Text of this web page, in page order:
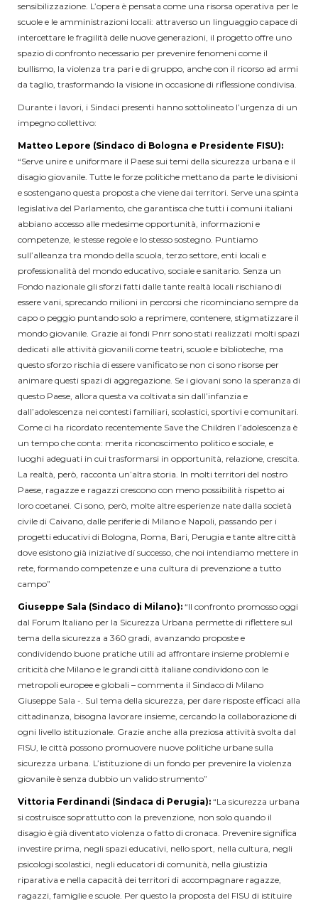
sensibilizzazione. L’opera è pensata come una risorsa operativa per le
scuole e le amministrazioni locali: attraverso un linguaggio capace di
intercettare le fragilità delle nuove generazioni, il progetto offre uno
spazio di confronto necessario per prevenire fenomeni come il
bullismo, la violenza tra pari e di gruppo, anche con il ricorso ad armi
da taglio, trasformando la visione in occasione di riflessione condivisa.
Durante i lavori, i Sindaci presenti hanno sottolineato l’urgenza di un
impegno collettivo:
Matteo Lepore (Sindaco di Bologna e Presidente FISU):
“Serve unire e uniformare il Paese sui temi della sicurezza urbana e il
disagio giovanile. Tutte le forze politiche mettano da parte le divisioni
e sostengano questa proposta che viene dai territori. Serve una spinta
legislativa del Parlamento, che garantisca che tutti i comuni italiani
abbiano accesso alle medesime opportunità, informazioni e
competenze, le stesse regole e lo stesso sostegno. Puntiamo
sull’alleanza tra mondo della scuola, terzo settore, enti locali e
professionalità del mondo educativo, sociale e sanitario. Senza un
Fondo nazionale gli sforzi fatti dalle tante realtà locali rischiano di
essere vani, sprecando milioni in percorsi che ricominciano sempre da
capo o peggio puntando solo a reprimere, contenere, stigmatizzare il
mondo giovanile. Grazie ai fondi Pnrr sono stati realizzati molti spazi
dedicati alle attività giovanili come teatri, scuole e biblioteche, ma
questo sforzo rischia di essere vanificato se non ci sono risorse per
animare questi spazi di aggregazione. Se i giovani sono la speranza di
questo Paese, allora questa va coltivata sin dall’infanzia e
dall’adolescenza nei contesti familiari, scolastici, sportivi e comunitari.
Come ci ha ricordato recentemente Save the Children l’adolescenza è
un tempo che conta: merita riconoscimento politico e sociale, e
luoghi adeguati in cui trasformarsi in opportunità, relazione, crescita.
La realtà, però, racconta un’altra storia. In molti territori del nostro
Paese, ragazze e ragazzi crescono con meno possibilità rispetto ai
loro coetanei. Ci sono, però, molte altre esperienze nate dalla società
civile di Caivano, dalle periferie di Milano e Napoli, passando per i
progetti educativi di Bologna, Roma, Bari, Perugia e tante altre città
dove esistono già iniziative dí successo, che noi intendiamo mettere in
rete, formando competenze e una cultura di prevenzione a tutto
campo”
Giuseppe Sala (Sindaco di Milano): “Il confronto promosso oggi
dal Forum Italiano per la Sicurezza Urbana permette di riflettere sul
tema della sicurezza a 360 gradi, avanzando proposte e
condividendo buone pratiche utili ad affrontare insieme problemi e
criticità che Milano e le grandi città italiane condividono con le
metropoli europee e globali – commenta il Sindaco di Milano
Giuseppe Sala -. Sul tema della sicurezza, per dare risposte efficaci alla
cittadinanza, bisogna lavorare insieme, cercando la collaborazione di
ogni livello istituzionale. Grazie anche alla preziosa attività svolta dal
FISU, le città possono promuovere nuove politiche urbane sulla
sicurezza urbana. L’istituzione di un fondo per prevenire la violenza
giovanile è senza dubbio un valido strumento”
Vittoria Ferdinandi (Sindaca di Perugia): “La sicurezza urbana
si costruisce soprattutto con la prevenzione, non solo quando il
disagio è già diventato violenza o fatto di cronaca. Prevenire significa
investire prima, negli spazi educativi, nello sport, nella cultura, negli
psicologi scolastici, negli educatori di comunità, nella giustizia
riparativa e nella capacità dei territori di accompagnare ragazze,
ragazzi, famiglie e scuole. Per questo la proposta del FISU di istituire